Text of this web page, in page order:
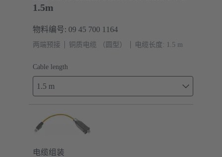
1.5m
物料编号: 09 45 700 1164
两端预接 铜质电缆 （圆型） 电缆长度: 1.5 m
Cable length
1.5 m
电缆组装